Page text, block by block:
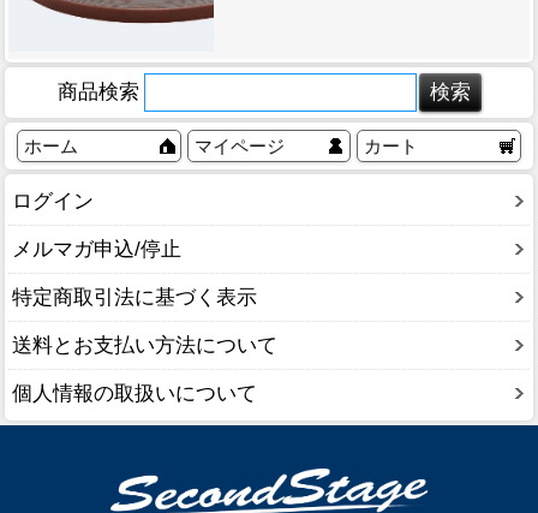
商品検索
ホーム マイページ カート
ログイン
メルマガ申込/停止
特定商取引法に基づく表示
送料とお支払い方法について
個人情報の取扱いについて